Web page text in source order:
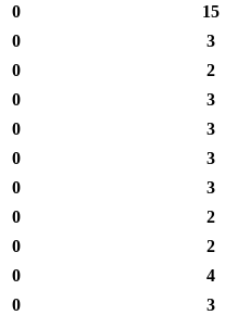
0 15
0 3
0 2
0 3
0 3
0 3
0 3
0 2
0 2
0 4
0 3